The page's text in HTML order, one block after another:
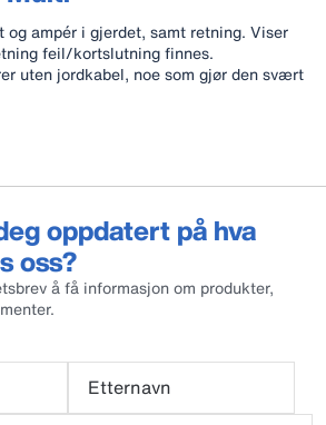
og ampér i gjerdet, samt retning. Viser
feil/kortslutning finnes.
uten jordkabel, noe som gjør den svært
oppdatert på hva
oss?
å få informasjon om produkter,
Etternavn